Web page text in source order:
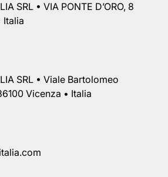
SRL • VIA PONTE D’ORO, 8
Italia
SRL • Viale Bartolomeo
Vicenza • Italia